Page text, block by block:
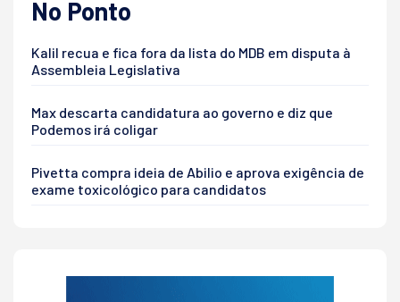
No Ponto
Kalil recua e fica fora da lista do MDB em disputa à
Assembleia Legislativa
Max descarta candidatura ao governo e diz que
Podemos irá coligar
Pivetta compra ideia de Abilio e aprova exigência de
exame toxicológico para candidatos